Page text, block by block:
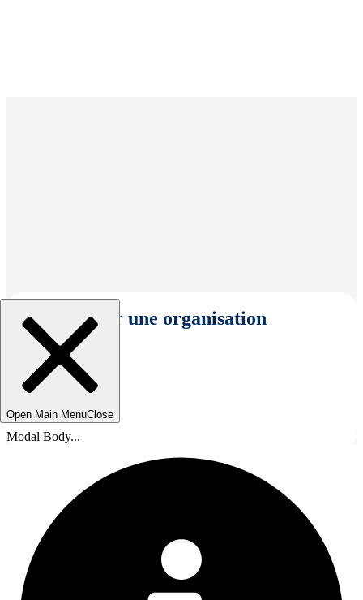
Sélectionner une organisation
Open Main MenuClose
Modal Body...